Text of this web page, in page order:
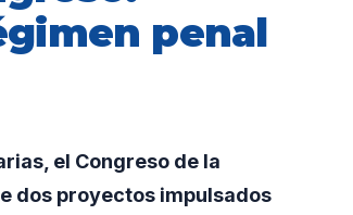
penal
el Congreso de la
dos proyectos impulsados